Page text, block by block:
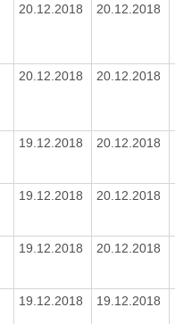
20.12.2018 20.12.2018
20.12.2018 20.12.2018
19.12.2018 20.12.2018
19.12.2018 20.12.2018
19.12.2018 20.12.2018
19.12.2018 19.12.2018